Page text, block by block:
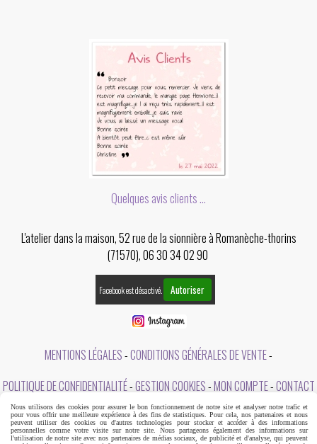
Quelques avis clients ...
L'atelier dans la maison, 52 rue de la sionnière à Romanèche-thorins
(71570), 06 30 34 02 90
Facebook est désactivé. Autoriser
MENTIONS LÉGALES CONDITIONS GÉNÉRALES DE VENTE
POLITIQUE DE CONFIDENTIALITÉ GESTION COOKIES MON COMPTE CONTACT
A PROPOS DE L'ATELIER DANS LA MAISON
Nous utilisons des cookies pour assurer le bon fonctionnement de notre site et analyser notre trafic et
pour vous offrir une meilleure expérience à des fins de statistiques. Pour cela, nos partenaires et nous
peuvent utiliser des cookies ou d'autres technologies pour stocker et accéder à des informations
personnelles comme votre visite sur notre site. Nous partageons également des informations sur
l'utilisation de notre site avec nos partenaires de médias sociaux, de publicité et d'analyse, qui peuvent